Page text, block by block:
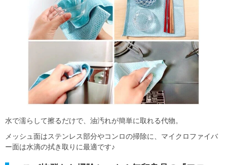
水で濡らして擦るだけで、油汚れが簡単に取れる代物。
メッシュ面はステンレス部分やコンロの掃除に、マイクロファイバ
ー面は水滴の拭き取りに最適です♪